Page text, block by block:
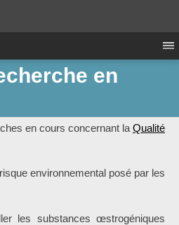
en
en cours concernant la Qualité
environnemental posé par les
les substances œstrogéniques